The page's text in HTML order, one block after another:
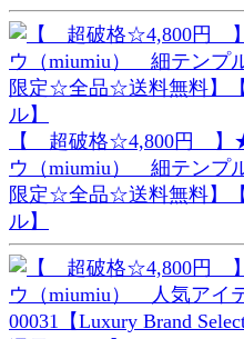
【 超破格☆4,800円 】★
ウ（miumiu） 細テンプ
限定☆全品☆送料無料】
ル】